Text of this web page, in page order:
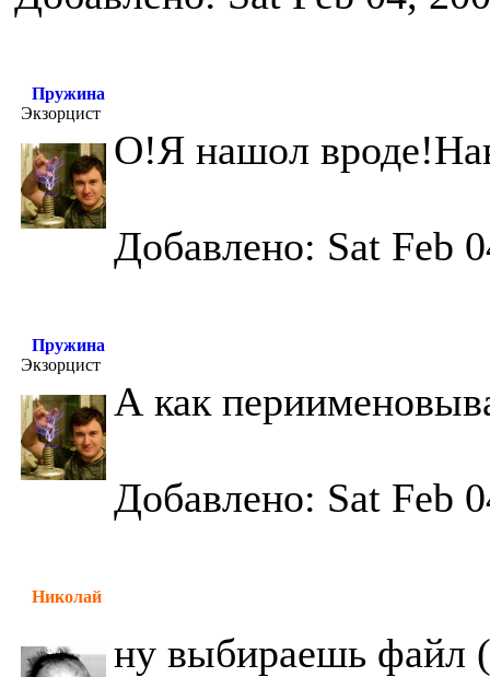
Пружина
Экзорцист
О!Я нашол
Добавлено: Sat Feb
Пружина
Экзорцист
А как
Добавлено: Sat Feb
Николай
ну выбираешь файл